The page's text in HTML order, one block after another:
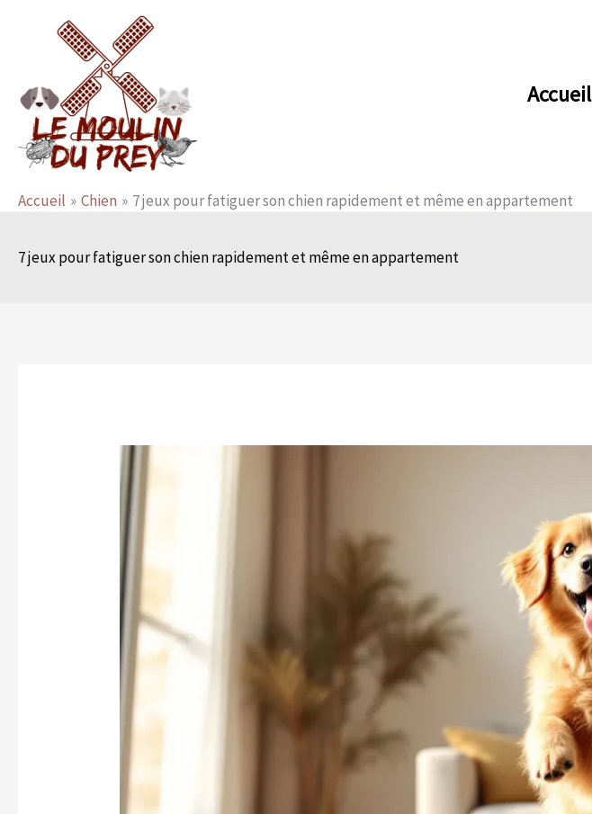
Accueil
Accueil Chien 7 jeux pour fatiguer son chien rapidement et même en appartement
7 jeux pour fatiguer son chien rapidement et même en appartement